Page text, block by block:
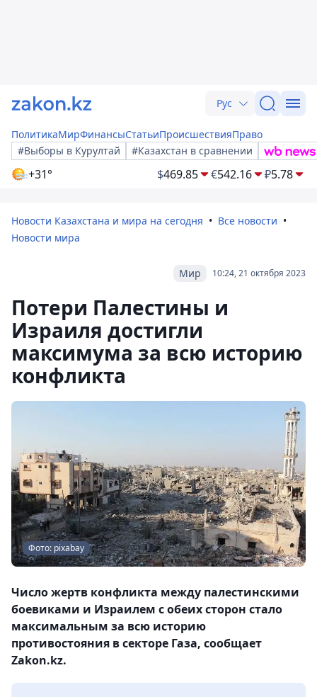
Рус
ПолитикаМирФинансыСтатьиПроисшествияПраво
#Выборы в Курултай
#Казахстан в сравнении
+31° $469.85 €542.16 ₽5.78
Новости Казахстана и мира на сегодня
Все новости
Новости мира
10:24, 21 октября 2023
Мир
Потери Палестины и
Израиля достигли
максимума за всю историю
конфликта
Фото: pixabay
Число жертв конфликта между палестинскими
боевиками и Израилем с обеих сторон стало
максимальным за всю историю
противостояния в секторе Газа, сообщает
Zakon.kz.